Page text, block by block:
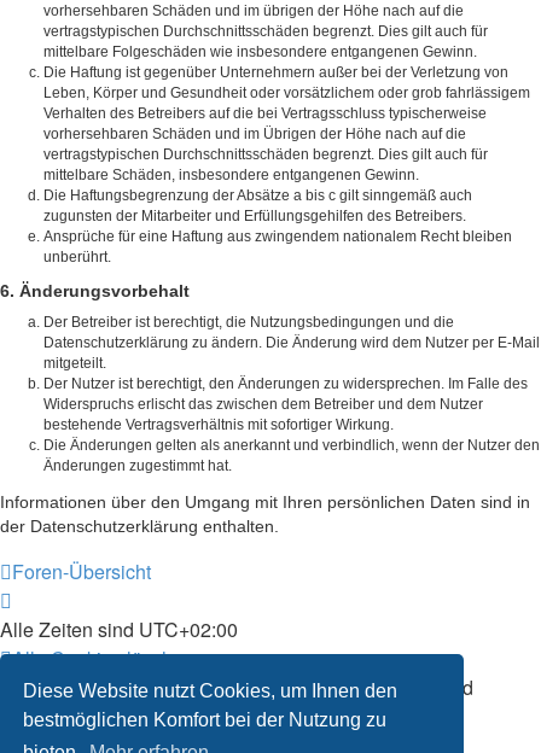
Diese Website nutzt Cookies, um Ihnen den
bestmöglichen Komfort bei der Nutzung zu
vorhersehbaren Schäden und im übrigen der Höhe nach auf die
vertragstypischen Durchschnittsschäden begrenzt. Dies gilt auch für
mittelbare Folgeschäden wie insbesondere entgangenen Gewinn.
Die Haftung ist gegenüber Unternehmern außer bei der Verletzung von
Leben, Körper und Gesundheit oder vorsätzlichem oder grob fahrlässigem
Verhalten des Betreibers auf die bei Vertragsschluss typischerweise
vorhersehbaren Schäden und im Übrigen der Höhe nach auf die
vertragstypischen Durchschnittsschäden begrenzt. Dies gilt auch für
mittelbare Schäden, insbesondere entgangenen Gewinn.
Die Haftungsbegrenzung der Absätze a bis c gilt sinngemäß auch
zugunsten der Mitarbeiter und Erfüllungsgehilfen des Betreibers.
Ansprüche für eine Haftung aus zwingendem nationalem Recht bleiben
unberührt.
6. Änderungsvorbehalt
Der Betreiber ist berechtigt, die Nutzungsbedingungen und die
Datenschutzerklärung zu ändern. Die Änderung wird dem Nutzer per E-Mail
mitgeteilt.
Der Nutzer ist berechtigt, den Änderungen zu widersprechen. Im Falle des
Widerspruchs erlischt das zwischen dem Betreiber und dem Nutzer
bestehende Vertragsverhältnis mit sofortiger Wirkung.
Die Änderungen gelten als anerkannt und verbindlich, wenn der Nutzer den
Änderungen zugestimmt hat.
Informationen über den Umgang mit Ihren persönlichen Daten sind in
der Datenschutzerklärung enthalten.
Foren-Übersicht
Alle Zeiten sind UTC+02:00
Alle Cookies löschen
Powered byphpBB® Forum Software © phpBB Limited
Deutsche Übersetzung durch phpBB.de
Datenschutz|Nutzungsbedingungen